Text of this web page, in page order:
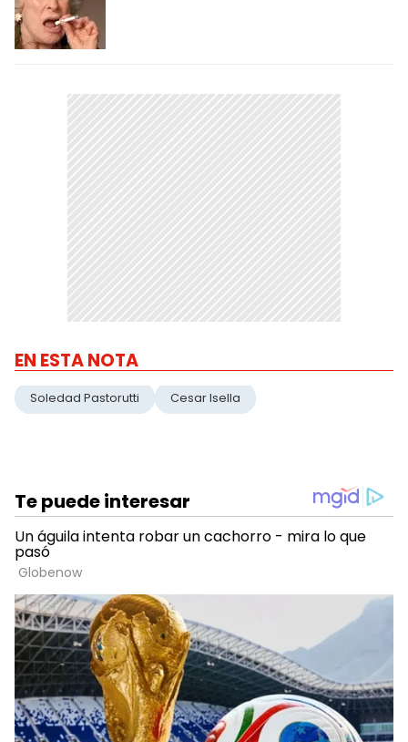
EN ESTA NOTA
Soledad Pastorutti Cesar Isella